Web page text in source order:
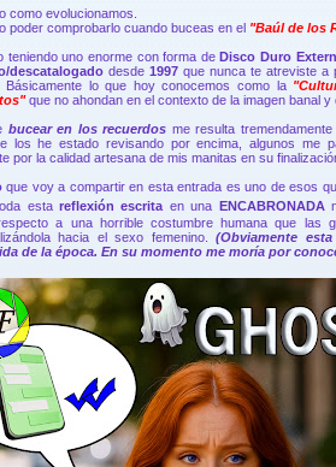
como evolucionamos.
poder comprobarlo cuando buceas en el "Baúl de los
teniendo uno enorme con forma deDisco Duro
descatalogado desde 1997 que nunca te atreviste a
Básicamente lo que hoy conocemos como la
que no ahondan en el contexto de la imagen banal
bucear en los recuerdos me resulta
los he estado revisando por encima, algunos me
por la calidad artesana de mis manitas en su
que voy a compartir en esta entrada es uno de esos
estareflexión escrita en una ENCABRONADA
a una horrible costumbre humana que las
hacia el sexo femenino.(Obviamente
de la época. En su momento me moría por